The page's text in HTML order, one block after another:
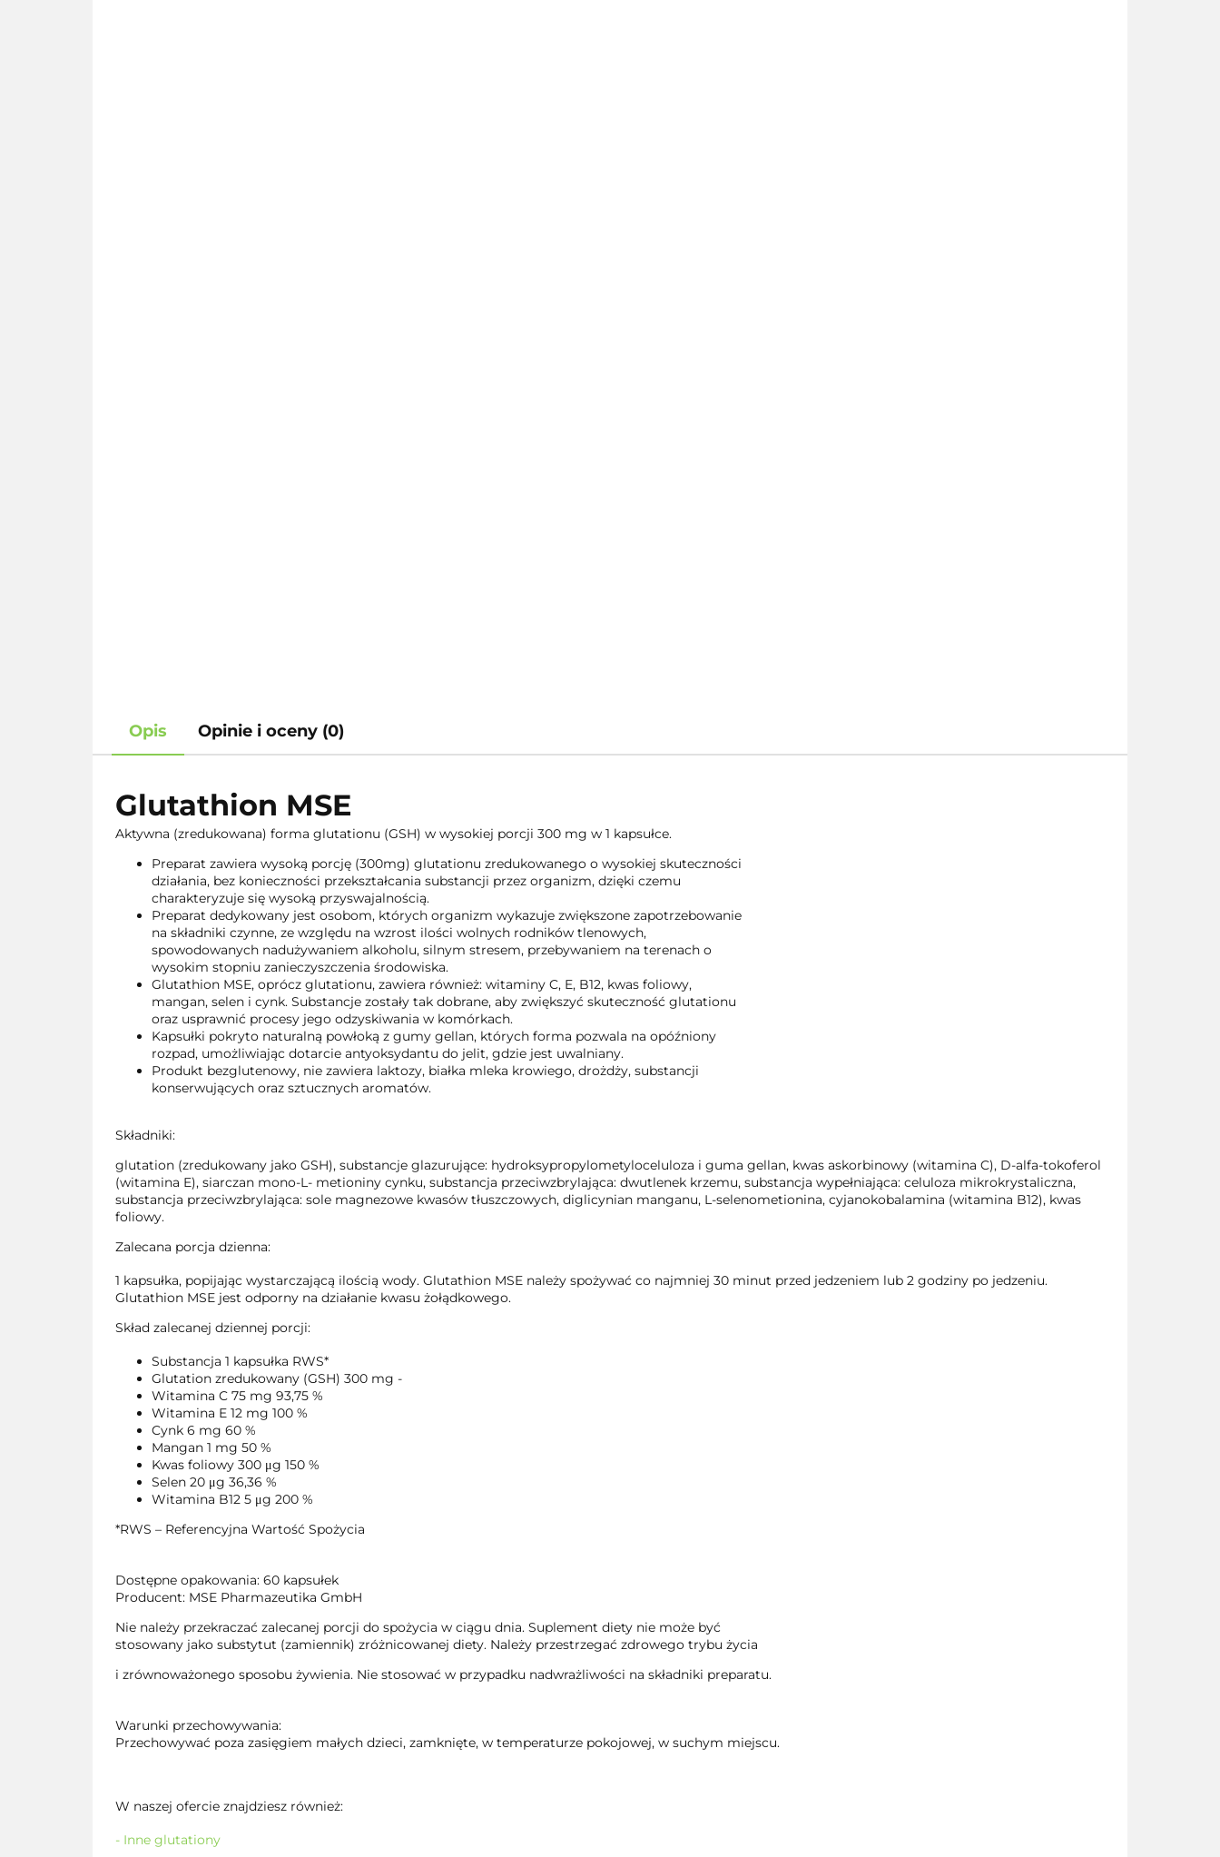
Opis Opinie i oceny (0)
Glutathion MSE
Aktywna (zredukowana) forma glutationu (GSH) w wysokiej porcji 300 mg w 1 kapsułce.
Preparat zawiera wysoką porcję (300mg) glutationu zredukowanego o wysokiej skuteczności
działania, bez konieczności przekształcania substancji przez organizm, dzięki czemu
charakteryzuje się wysoką przyswajalnością.
Preparat dedykowany jest osobom, których organizm wykazuje zwiększone zapotrzebowanie
na składniki czynne, ze względu na wzrost ilości wolnych rodników tlenowych,
spowodowanych nadużywaniem alkoholu, silnym stresem, przebywaniem na terenach o
wysokim stopniu zanieczyszczenia środowiska.
Glutathion MSE, oprócz glutationu, zawiera również: witaminy C, E, B12, kwas foliowy,
mangan, selen i cynk. Substancje zostały tak dobrane, aby zwiększyć skuteczność glutationu
oraz usprawnić procesy jego odzyskiwania w komórkach.
Kapsułki pokryto naturalną powłoką z gumy gellan, których forma pozwala na opóźniony
rozpad, umożliwiając dotarcie antyoksydantu do jelit, gdzie jest uwalniany.
Produkt bezglutenowy, nie zawiera laktozy, białka mleka krowiego, drożdży, substancji
konserwujących oraz sztucznych aromatów.
Składniki:
glutation (zredukowany jako GSH), substancje glazurujące: hydroksypropylometyloceluloza i guma gellan, kwas askorbinowy (witamina C), D-alfa-tokoferol
(witamina E), siarczan mono-L- metioniny cynku, substancja przeciwzbrylająca: dwutlenek krzemu, substancja wypełniająca: celuloza mikrokrystaliczna,
substancja przeciwzbrylająca: sole magnezowe kwasów tłuszczowych, diglicynian manganu, L-selenometionina, cyjanokobalamina (witamina B12), kwas
foliowy.
Zalecana porcja dzienna:
1 kapsułka, popijając wystarczającą ilością wody. Glutathion MSE należy spożywać co najmniej 30 minut przed jedzeniem lub 2 godziny po jedzeniu.
Glutathion MSE jest odporny na działanie kwasu żołądkowego.
Skład zalecanej dziennej porcji:
Substancja 1 kapsułka RWS*
Glutation zredukowany (GSH) 300 mg -
Witamina C 75 mg 93,75 %
Witamina E 12 mg 100 %
Cynk 6 mg 60 %
Mangan 1 mg 50 %
Kwas foliowy 300 μg 150 %
Selen 20 μg 36,36 %
Witamina B12 5 μg 200 %
*RWS – Referencyjna Wartość Spożycia
Dostępne opakowania: 60 kapsułek
Producent: MSE Pharmazeutika GmbH
Nie należy przekraczać zalecanej porcji do spożycia w ciągu dnia. Suplement diety nie może być
stosowany jako substytut (zamiennik) zróżnicowanej diety. Należy przestrzegać zdrowego trybu życia
i zrównoważonego sposobu żywienia. Nie stosować w przypadku nadwrażliwości na składniki preparatu.
Warunki przechowywania:
Przechowywać poza zasięgiem małych dzieci, zamknięte, w temperaturze pokojowej, w suchym miejscu.
W naszej ofercie znajdziesz również:
- Inne glutationy